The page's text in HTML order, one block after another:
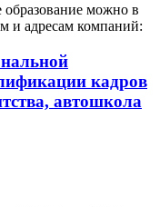
можно в
и адресам компаний:
кадров
автошкола